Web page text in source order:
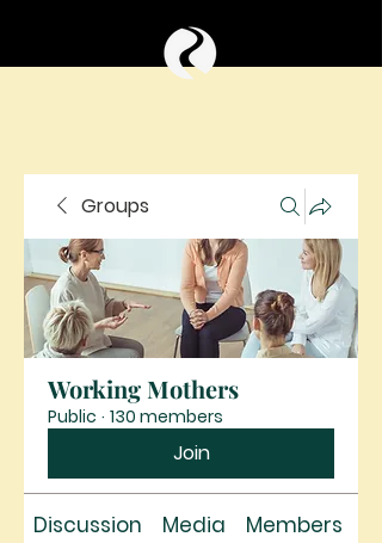
Groups
Working Mothers
Public · 130 members
Join
Discussion Media Members